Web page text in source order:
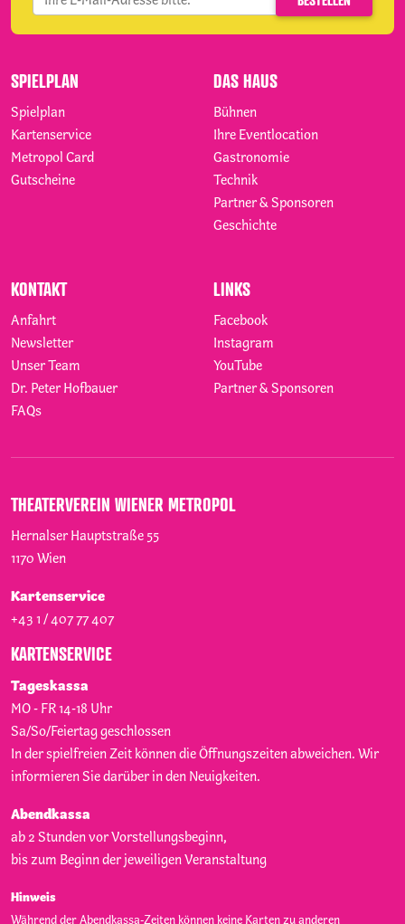
SPIELPLAN
Spielplan
Kartenservice
Metropol Card
Gutscheine
DAS HAUS
Bühnen
Ihre Eventlocation
Gastronomie
Technik
Partner & Sponsoren
Geschichte
KONTAKT
Anfahrt
Newsletter
Unser Team
Dr. Peter Hofbauer
FAQs
LINKS
Facebook
Instagram
YouTube
Partner & Sponsoren
THEATERVEREIN WIENER METROPOL
Hernalser Hauptstraße 55
1170Wien
Kartenservice
+43 1 / 407 77 407
KARTENSERVICE
Tageskassa
MO - FR 14-18 Uhr
Sa/So/Feiertag geschlossen
In der spielfreien Zeit können die Öffnungszeiten abweichen. Wir
informieren Sie darüber in den Neuigkeiten.
Abendkassa
ab 2 Stunden vor Vorstellungsbeginn,
bis zum Beginn der jeweiligen Veranstaltung
Hinweis
Während der Abendkassa-Zeiten können keine Karten zu anderen